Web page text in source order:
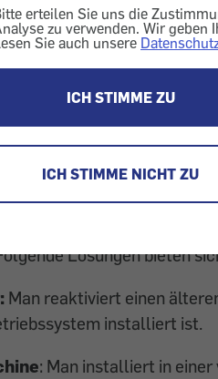
erteilen Sie uns die
zu verwenden. Wir geben
Sie auch unsere
ICH STIMME ZU
ICH STIMME NICHT ZU
Wir zeigen, wie
nützliche Alternativen. –
Aber was tun,
wenn Drucker und
mehr anbietet. Das
arbeiten. Zwar gibt es
Geräte doch
Lösungen bieten
Man reaktiviert einen
installiert ist.
: Man installiert in